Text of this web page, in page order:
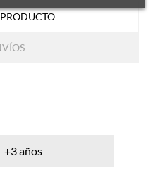
+3 años